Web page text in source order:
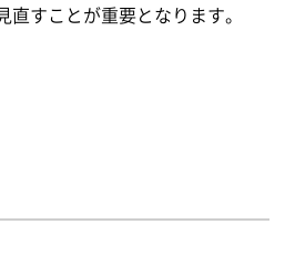
すことが重要となります。